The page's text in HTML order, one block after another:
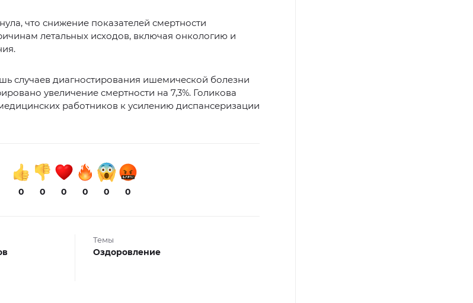
что снижение показателей смертности
летальных исходов, включая онкологию и
случаев диагностирования ишемической болезни
увеличение смертности на 7,3%. Голикова
работников к усилению диспансеризации
0 0 0 0 0 0
Темы
Оздоровление